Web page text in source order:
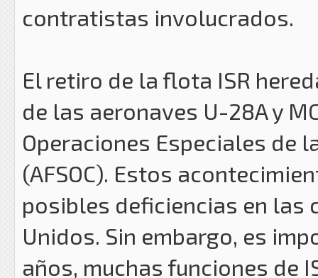
contratistas involucrados.
El retiro de la flota ISR
de las aeronaves U-28A y
Operaciones Especiales de
(AFSOC). Estos
posibles deficiencias en las
Unidos. Sin embargo, es
años, muchas funciones de